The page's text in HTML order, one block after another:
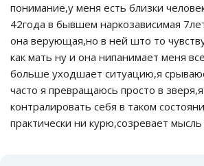
понимание,у меня есть близки
42года в бывшем наркозависимая
она верующая,но в ней што то
как мать ну и она нипанимает меня
больше уходшает ситуацию,я
часто я превращаюсь просто в
контралировать себя в таком
практически ни курю,созревает мысль